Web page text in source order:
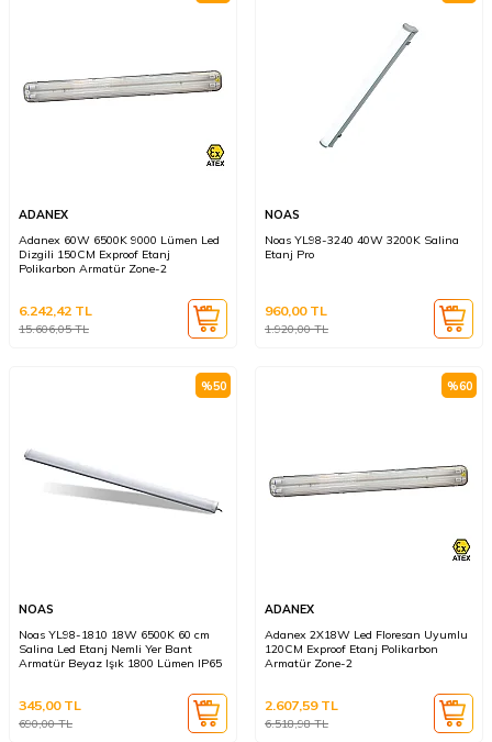
ADANEX
Adanex 60W 6500K 9000 Lümen Led
Dizgili 150CM Exproof Etanj
Polikarbon Armatür Zone-2
15.606,05TL
6.242,42 TL
NOAS
Noas YL98-3240 40W 3200K Salina
Etanj Pro
1.920,00TL
960,00TL
%50
NOAS
Noas YL98-1810 18W 6500K 60 cm
Salina Led Etanj Nemli Yer Bant
Armatür Beyaz Işık 1800 Lümen IP65
690,00TL
345,00TL
%60
ADANEX
Adanex 2X18W Led Floresan Uyumlu
120CM Exproof Etanj Polikarbon
Armatür Zone-2
6.518,98TL
2.607,59TL